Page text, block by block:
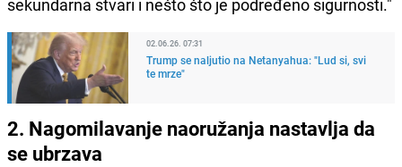
02.06.26. 07:31
Trump se naljutio na Netanyahua: "Lud si, svi
te mrze"
2. Nagomilavanje naoružanja nastavlja da
se ubrzava